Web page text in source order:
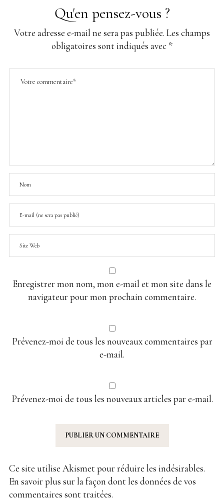
Qu'en pensez-vous ?
Votre adresse e-mail ne sera pas publiée. Les champs
obligatoires sont indiqués avec *
Enregistrer mon nom, mon e-mail et mon site dans le
navigateur pour mon prochain commentaire.
Prévenez-moi de tous les nouveaux commentaires par
e-mail.
Prévenez-moi de tous les nouveaux articles par e-mail.
Ce site utilise Akismet pour réduire les indésirables.
En savoir plus sur la façon dont les données de vos
commentaires sont traitées.